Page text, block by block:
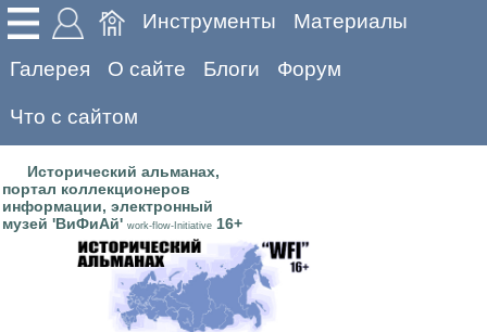
Инструменты Материалы
Галерея О сайте Блоги Форум
Что с сайтом
Исторический альманах,
портал коллекционеров
информации, электронный
музей 'ВиФиАй' work-flow-Initiative 16+